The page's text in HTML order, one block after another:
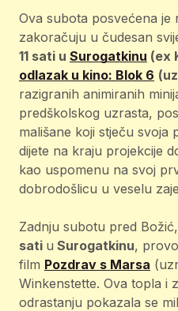
Ova subota posvećena je
zakoračuju u čudesan
11 sati u Surogatkinu (ex
odlazak u kino: Blok 6
razigranih animiranih
predškolskog uzrasta,
mališane koji stječu svoja
dijete na kraju projekcije
kao uspomenu na svoj
dobrodošlicu u veselu
Zadnju subotu pred Božić,
sati u Surogatkinu,
film Pozdrav s Marsa
Winkenstette. Ova topla i
odrastanju pokazala se